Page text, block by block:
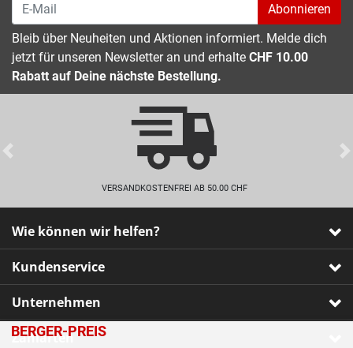
BERGER-PREIS
Abonnieren
Bleib über Neuheiten und Aktionen informiert. Melde dich
jetzt für unseren Newsletter an und erhalte CHF 10.00
Rabatt auf Deine nächste Bestellung.
VERSANDKOSTENFREI AB 50.00 CHF
Previous
Wie können wir helfen?
Kundenservice
Unternehmen
Zahlarten